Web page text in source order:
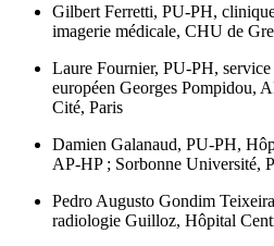
Gilbert Ferretti, PU-PH,
imagerie médicale, CHU de
Laure Fournier, PU-PH,
européen Georges Pompidou,
Cité, Paris
Damien Galanaud, PU-PH,
AP-HP ; Sorbonne Université,
Pedro Augusto Gondim
radiologie Guilloz, Hôpital